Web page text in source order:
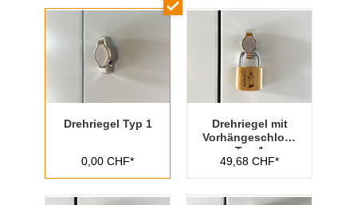
Drehriegel Typ 1
0,00 CHF*
Drehriegel mit
Vorhängeschloss
Typ 1
49,68 CHF*